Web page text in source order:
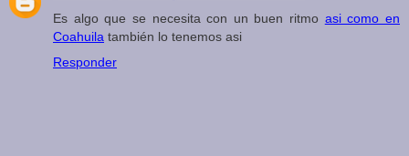
Es algo que se necesita con un buen ritmo asi como en
Coahuila también lo tenemos asi
Responder